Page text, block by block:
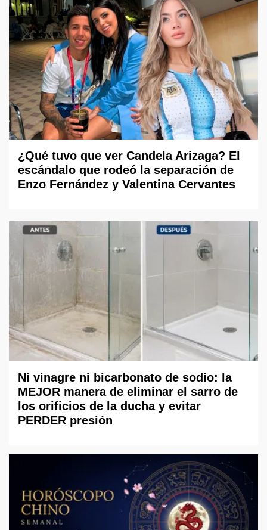
¿Qué tuvo que ver Candela Arizaga? El
escándalo que rodeó la separación de
Enzo Fernández y Valentina Cervantes
Ni vinagre ni bicarbonato de sodio: la
MEJOR manera de eliminar el sarro de
los orificios de la ducha y evitar
PERDER presión